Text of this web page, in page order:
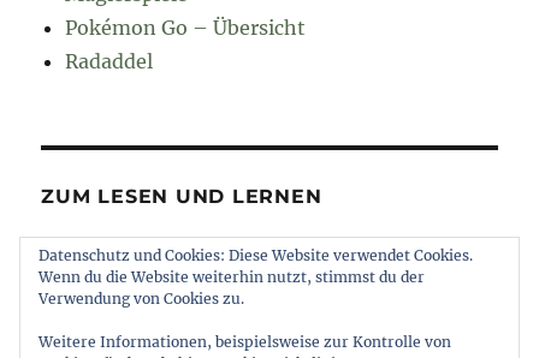
Pokémon Go – Übersicht
Radaddel
ZUM LESEN UND LERNEN
Euroncap
Tong
Datenschutz und Cookies: Diese Website verwendet Cookies.
Wenn du die Website weiterhin nutzt, stimmst du der
Verwendung von Cookies zu.
Weitere Informationen, beispielsweise zur Kontrolle von